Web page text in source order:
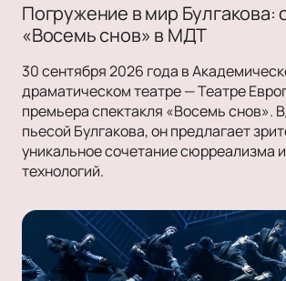
Погружение в мир Булгакова:
«Восемь снов» в МДТ
30 сентября 2026 года в
драматическом театре — Театре
премьера спектакля «Восемь снов».
пьесой Булгакова, он предлагает
уникальное сочетание сюрреализма
технологий.